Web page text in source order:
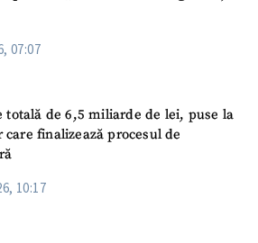
07:07
totală de 6,5 miliarde de lei, puse la
finalizează procesul de
10:17